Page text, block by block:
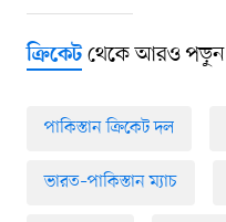
ক্রিকেটথেকে আরও পড়ুন
পাকিস্তান ক্রিকেট দল
ভারত–পাকিস্তান ম্যাচ